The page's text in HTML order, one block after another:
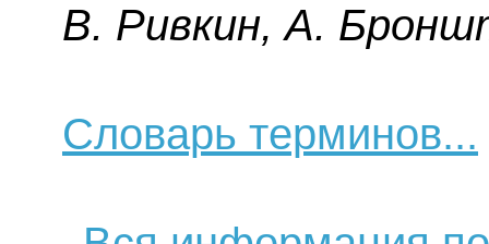
B. Pивкин, A.
Словарь терминов...